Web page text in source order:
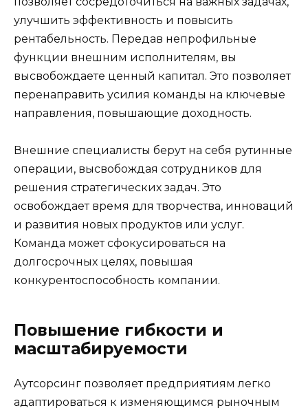
улучшить эффективность и повысить
рентабельность. Передав непрофильные
функции внешним исполнителям, вы
высвобождаете ценный капитал. Это позволяет
перенаправить усилия команды на ключевые
направления, повышающие доходность.
Внешние специалисты берут на себя рутинные
операции, высвобождая сотрудников для
решения стратегических задач. Это
освобождает время для творчества, инноваций
и развития новых продуктов или услуг.
Команда может сфокусироваться на
долгосрочных целях, повышая
конкурентоспособность компании.
Повышение гибкости и
масштабируемости
Аутсорсинг позволяет предприятиям легко
адаптироваться к изменяющимся рыночным